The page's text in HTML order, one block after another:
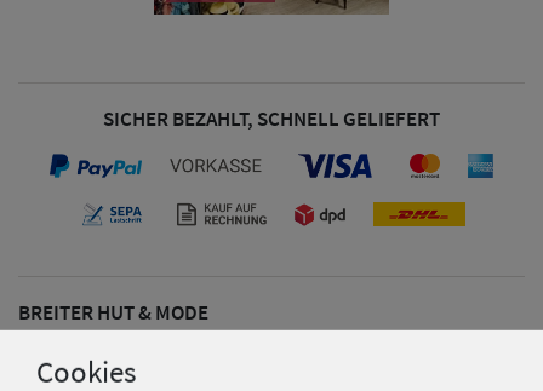
SICHER BEZAHLT, SCHNELL GELIEFERT
BREITER HUT & MODE
Über uns
Cookies